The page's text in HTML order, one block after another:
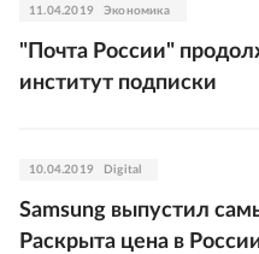
11.04.2019 Экономика
"Почта России"
институт подписки
10.04.2019 Digital
Samsung выпустил
Раскрыта цена в